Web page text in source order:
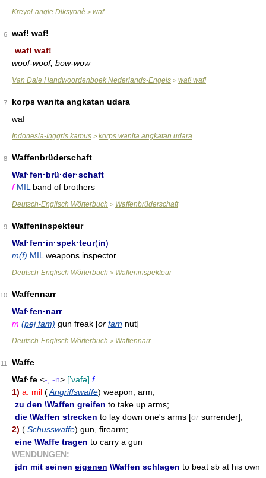
Kreyol-angle Diksyonè > waf
6
waf! waf!
waf! waf!
woof-woof, bow-wow
Van Dale Handwoordenboek Nederlands-Engels > waf! waf!
7
korps wanita angkatan udara
waf
Indonesia-Inggris kamus > korps wanita angkatan udara
8
Waffenbrüderschaft
Waf·fen·brü·der·schaft
f MIL band of brothers
Deutsch-Englisch Wörterbuch > Waffenbrüderschaft
9
Waffeninspekteur
Waf·fen·in·spek·teur(in)
m(f) MIL weapons inspector
Deutsch-Englisch Wörterbuch > Waffeninspekteur
10
Waffennarr
Waf·fen·narr
m (pej fam) gun freak [or fam nut]
Deutsch-Englisch Wörterbuch > Waffennarr
11
Waffe
Waf·fe <-, -n> [ʼvafə] f
1) a. mil (Angriffswaffe) weapon, arm;
zu den \Waffen greifen to take up arms;
die \Waffen strecken to lay down one's arms [or surrender];
2) ( Schusswaffe) gun, firearm;
eine \Waffe tragen to carry a gun
WENDUNGEN:
jdn mit seinen eigenen \Waffen schlagen to beat sb at his own